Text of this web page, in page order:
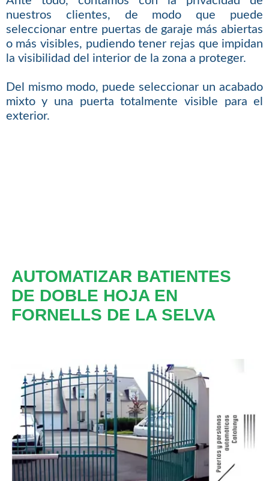
nuestros clientes, de modo que puede
seleccionar entre puertas de garaje más abiertas
o más visibles, pudiendo tener rejas que impidan
la visibilidad del interior de la zona a proteger.
Del mismo modo, puede seleccionar un acabado
mixto y una puerta totalmente visible para el
exterior.
AUTOMATIZAR BATIENTES
DE DOBLE HOJA EN
FORNELLS DE LA SELVA